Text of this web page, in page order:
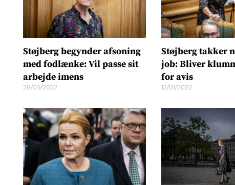
Støjberg begynder afsoning
med fodlænke: Vil passe sit
arbejde imens
28/03/2022
Støjberg takker
job: Bliver
for avis
12/01/2022